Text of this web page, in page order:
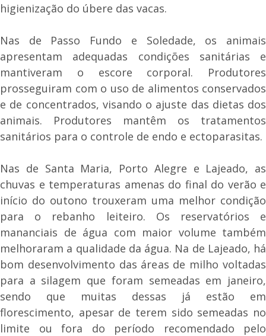
higienização do úbere das vacas.
Nas de Passo Fundo e Soledade, os animais
apresentam adequadas condições sanitárias e
mantiveram o escore corporal. Produtores
prosseguiram com o uso de alimentos conservados
e de concentrados, visando o ajuste das dietas dos
animais. Produtores mantêm os tratamentos
sanitários para o controle de endo e ectoparasitas.
Nas de Santa Maria, Porto Alegre e Lajeado, as
chuvas e temperaturas amenas do final do verão e
início do outono trouxeram uma melhor condição
para o rebanho leiteiro. Os reservatórios e
mananciais de água com maior volume também
melhoraram a qualidade da água. Na de Lajeado, há
bom desenvolvimento das áreas de milho voltadas
para a silagem que foram semeadas em janeiro,
sendo que muitas dessas já estão em
florescimento, apesar de terem sido semeadas no
limite ou fora do período recomendado pelo